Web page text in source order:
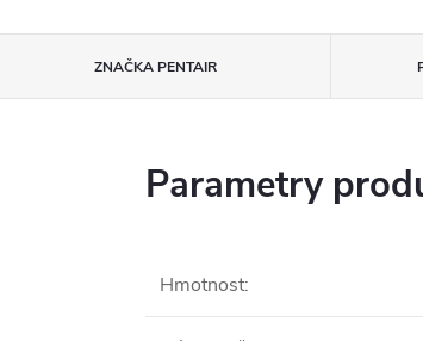
ZNAČKAPENTAIR
Parametry
Hmotnost: